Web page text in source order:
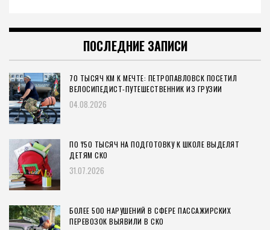
ПОСЛЕДНИЕ ЗАПИСИ
70 ТЫСЯЧ КМ К МЕЧТЕ: ПЕТРОПАВЛОВСК ПОСЕТИЛ
ВЕЛОСИПЕДИСТ-ПУТЕШЕСТВЕННИК ИЗ ГРУЗИИ
04.08.2026
ПО ₸50 ТЫСЯЧ НА ПОДГОТОВКУ К ШКОЛЕ ВЫДЕЛЯТ
ДЕТЯМ СКО
31.07.2026
БОЛЕЕ 500 НАРУШЕНИЙ В СФЕРЕ ПАССАЖИРСКИХ
ПЕРЕВОЗОК ВЫЯВИЛИ В СКО